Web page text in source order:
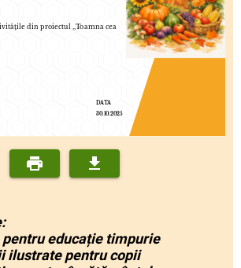
din proiectul ,,Toamna cea
DATA
30.10.2025
educație timpurie
ilustrate pentru copii